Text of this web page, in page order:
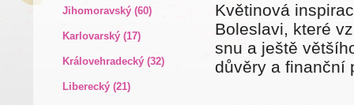
Jihomoravský (60)
Karlovarský (17)
Královehradecký (32)
Liberecký (21)
Květinová
Boleslavi, které
snu a ještě
důvěry a finanční